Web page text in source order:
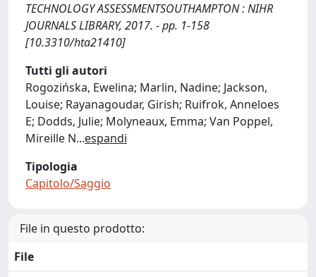
TECHNOLOGY ASSESSMENTSOUTHAMPTON : NIHR
JOURNALS LIBRARY, 2017. - pp. 1-158
[10.3310/hta21410]
Tutti gli autori
Rogozińska, Ewelina; Marlin, Nadine; Jackson,
Louise; Rayanagoudar, Girish; Ruifrok, Anneloes
E; Dodds, Julie; Molyneaux, Emma; Van Poppel,
Mireille N...espandi
Tipologia
Capitolo/Saggio
File in questo prodotto:
File